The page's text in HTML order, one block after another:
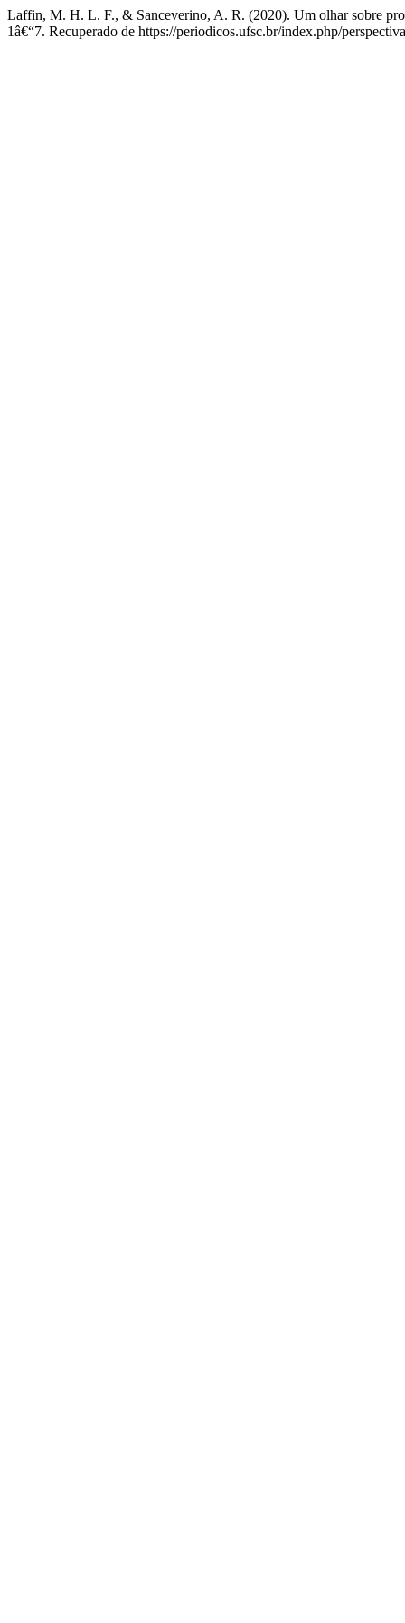
Laffin, M. H. L. F., & Sanceverino, A. R. (2020). Um olhar sobre
1â€“7. Recuperado de https://periodicos.ufsc.br/index.php/